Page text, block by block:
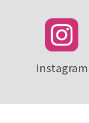
Instagram